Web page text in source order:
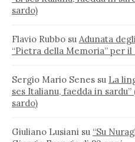
sardo)
Flavio Rubbo su Adunata
“Pietra della Memoria” per
Sergio Mario Senes su La
ses Italianu, faedda in
sardo)
Giuliano Lusiani su “Su